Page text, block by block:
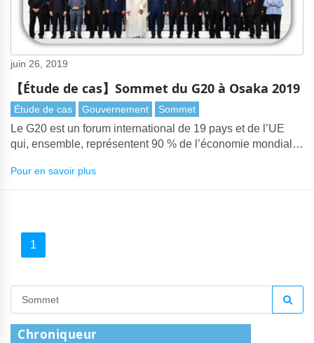
juin 26, 2019
【Étude de cas】Sommet du G20 à Osaka 2019
Étude de cas Gouvernement Sommet
Le G20 est un forum international de 19 pays et de l’UE
qui, ensemble, représentent 90 % de l’économie mondiale.
Pour en savoir plus
1
Chroniqueur